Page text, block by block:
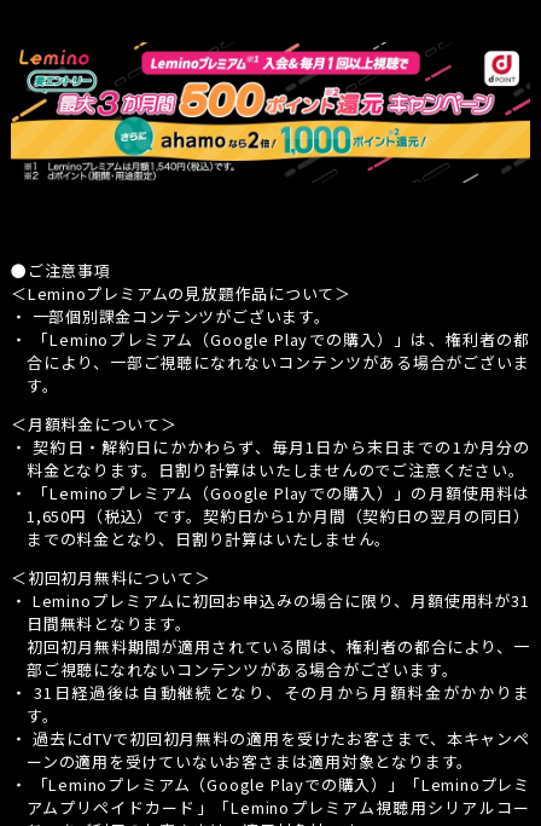
●ご注意事項
＜Leminoプレミアムの見放題作品について＞
・ 一部個別課金コンテンツがございます。
・
「Leminoプレミアム（Google Playでの購入）」 は、権利者の都
合により、一部ご視聴になれないコンテンツがある場合がございま
す。
＜月額料金について＞
・ 契約日・解約日にかかわらず、毎月1日から末日までの1か月分の
料金となります。日割り計算はいたしませんのでご注意ください。
・
「Leminoプレミアム（Google Playでの購入）」 の月額使用料は
1,650円（税込）です。契約日から1か月間（契約日の翌月の同日）
までの料金となり、日割り計算はいたしません。
＜初回初月無料について＞
・ Leminoプレミアムに初回お申込みの場合に限り、月額使用料が31
日間無料となります。
初回初月無料期間が適用されている間は、権利者の都合により、一
部ご視聴になれないコンテンツがある場合がございます。
・ 31日経過後は自動継続となり、その月から月額料金がかかりま
す。
・ 過去にdTVで初回初月無料の適用を受けたお客さまで、本キャンペ
ーンの適用を受けていないお客さまは適用対象となります。
・
「Leminoプレミアム（Google Playでの購入）」
「Leminoプレミ
アムプリペイドカード」「Leminoプレミアム視聴用シリアルコー